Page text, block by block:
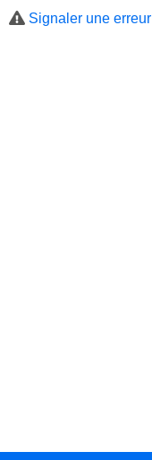
Signaler une erreur